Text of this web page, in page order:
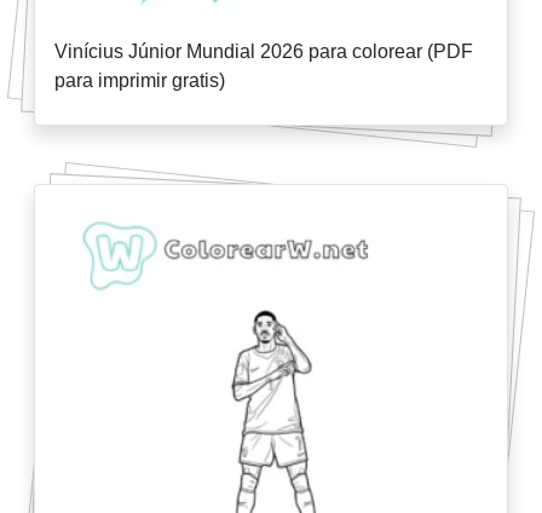
Vinícius Júnior Mundial 2026 para colorear (PDF
para imprimir gratis)